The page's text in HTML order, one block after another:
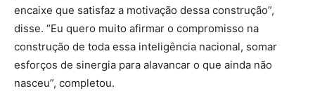
encaixe que satisfaz a motivação dessa construção”,
disse. “Eu quero muito afirmar o compromisso na
construção de toda essa inteligência nacional, somar
esforços de sinergia para alavancar o que ainda não
nasceu”, completou.